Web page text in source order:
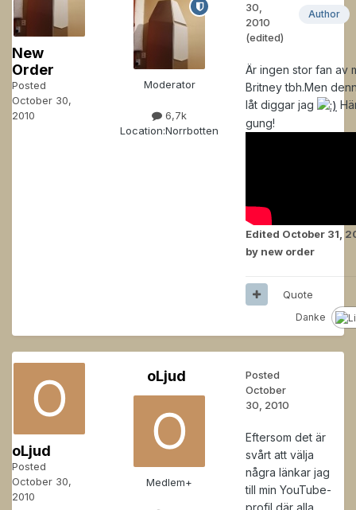
New
Order
Posted
October 30,
2010
Moderator
6,7k
Location:Norrbotten
Author
30,
2010
(edited)
Är ingen stor fan av
Britney tbh.Men
låt diggar jag
gung!
Edited October 31,
by new order
Danke
Quote
oLjud
Posted
October 30,
2010
oLjud
Medlem+
Posted
October
30, 2010
Eftersom det är
svårt att välja
några länkar jag
till min YouTube-